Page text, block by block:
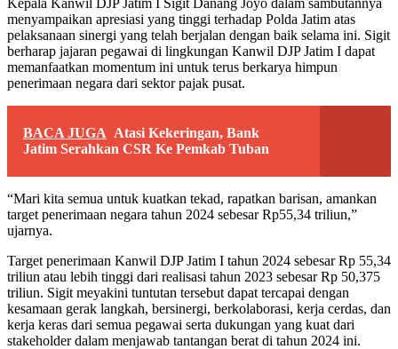
menyampaikan apresiasi yang tinggi terhadap Polda Jatim atas
pelaksanaan sinergi yang telah berjalan dengan baik selama ini. Sigit
berharap jajaran pegawai di lingkungan Kanwil DJP Jatim I dapat
memanfaatkan momentum ini untuk terus berkarya himpun
penerimaan negara dari sektor pajak pusat.
BACA JUGA Atasi Kekeringan, Bank
Jatim Serahkan CSR Ke Pemkab Tuban
“Mari kita semua untuk kuatkan tekad, rapatkan barisan, amankan
target penerimaan negara tahun 2024 sebesar Rp55,34 triliun,”
ujarnya.
Target penerimaan Kanwil DJP Jatim I tahun 2024 sebesar Rp 55,34
triliun atau lebih tinggi dari realisasi tahun 2023 sebesar Rp 50,375
triliun. Sigit meyakini tuntutan tersebut dapat tercapai dengan
kesamaan gerak langkah, bersinergi, berkolaborasi, kerja cerdas, dan
kerja keras dari semua pegawai serta dukungan yang kuat dari
stakeholder dalam menjawab tantangan berat di tahun 2024 ini.